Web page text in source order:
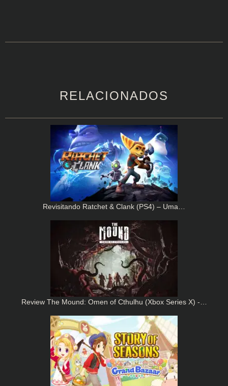
RELACIONADOS
Revisitando Ratchet & Clank (PS4) – Uma…
Review The Mound: Omen of Cthulhu (Xbox Series X) -…